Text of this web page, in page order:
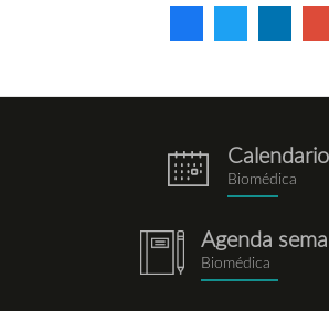
eventos.png
Calendario
Biomédica
notebook.png
Agenda
Biomédica